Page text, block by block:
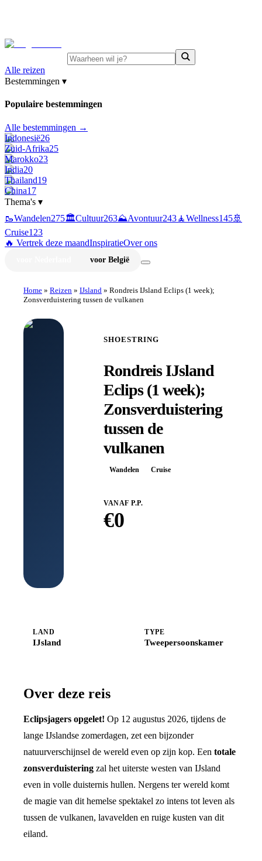
Alle reizen
Bestemmingen ▾
Populaire bestemmingen
Alle bestemmingen →
Indonesië26
Zuid-Afrika25
Marokko23
India20
Thailand19
China17
Thema's ▾
🥾Wandelen275🏛️Cultuur263⛰️Avontuur243🧘Wellness145🚢
Cruise123
🔥 Vertrek deze maandInspiratieOver ons
voor België
Home » Reizen » IJsland » Rondreis IJsland Eclips (1 week);
Zonsverduistering tussen de vulkanen
SHOESTRING
Rondreis IJsland
Eclips (1 week);
Zonsverduistering
tussen de
vulkanen
Wandelen Cruise
VANAF P.P.
€0
LAND
IJsland
TYPE
Tweepersoonskamer
Over deze reis
Eclipsjagers opgelet! Op 12 augustus 2026, tijdens de
lange IJslandse zomerdagen, zet een bijzonder
natuurverschijnsel de wereld even op zijn kop. Een totale
zonsverduistering zal het uiterste westen van IJsland
even in volle duisternis hullen. Nergens ter wereld komt
de magie van dit hemelse spektakel zo intens tot leven als
tussen de vulkanen, lavavelden en ruige kusten van dit
eiland.